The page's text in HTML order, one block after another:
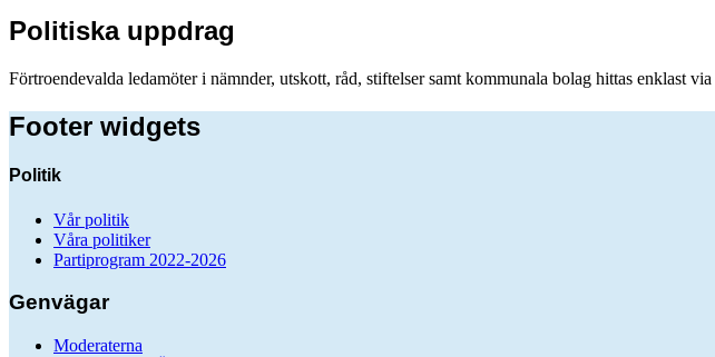
Politiska uppdrag
Förtroendevalda ledamöter i nämnder, utskott, råd, stiftelser samt kommunala bolag hittas enklast via
Footer widgets
Politik
Vår politik
Våra politiker
Partiprogram 2022-2026
Genvägar
Moderaterna